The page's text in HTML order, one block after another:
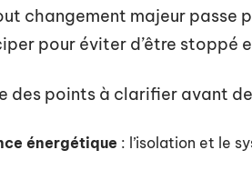
changement majeur passe
pour éviter d’être stoppé
des points à clarifier avant
énergétique : l’isolation et le